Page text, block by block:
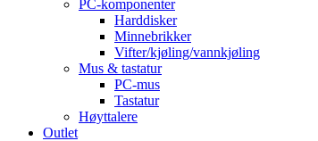
PC-komponenter
Harddisker
Minnebrikker
Vifter/kjøling/vannkjøling
Mus & tastatur
PC-mus
Tastatur
Høyttalere
Outlet